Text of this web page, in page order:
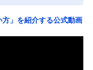
」を紹介する公式動画